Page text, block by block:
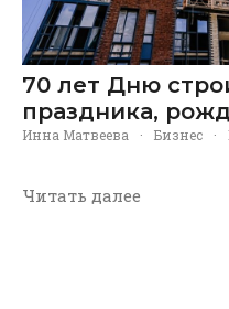
70 лет Дню
праздника,
Инна Матвеева · Бизнес ·
Читать далее